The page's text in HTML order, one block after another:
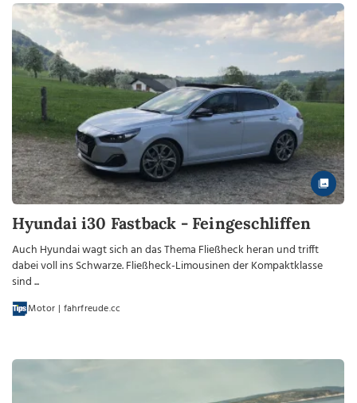
Hyundai i30 Fastback - Feingeschliffen
Auch Hyundai wagt sich an das Thema Fließheck heran und trifft
dabei voll ins Schwarze. Fließheck-Limousinen der Kompaktklasse
sind ...
Motor | fahrfreude.cc